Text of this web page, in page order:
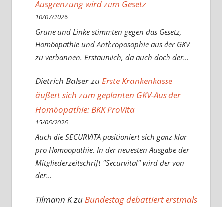
Ausgrenzung wird zum Gesetz
10/07/2026
Grüne und Linke stimmten gegen das Gesetz,
Homöopathie und Anthroposophie aus der GKV
zu verbannen. Erstaunlich, da auch doch der…
Dietrich BalserzuErste Krankenkasse
äußert sich zum geplanten GKV-Aus der
Homöopathie: BKK ProVita
15/06/2026
Auch die SECURVITA positioniert sich ganz klar
pro Homöopathie. In der neuesten Ausgabe der
Mitgliederzeitschrift "Securvital" wird der von
der…
Tilmann Kzu Bundestag debattiert erstmals